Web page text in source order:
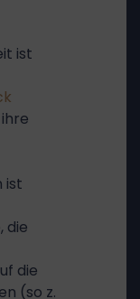
ist
ist
die
die
(so z.